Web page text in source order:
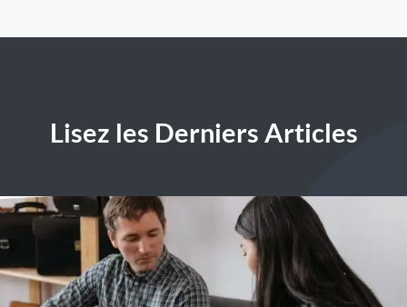
Lisez les Derniers Articles